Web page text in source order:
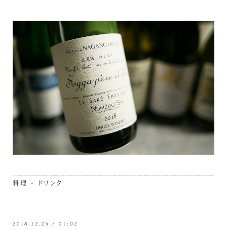
料理 - ドリンク
2018.12.25 / 01:02